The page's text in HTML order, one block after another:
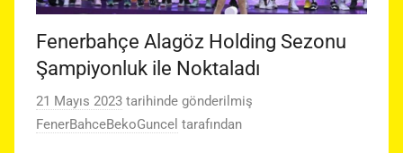
Fenerbahçe Alagöz Holding Sezonu
Şampiyonluk ile Noktaladı
21 Mayıs 2023 tarihinde gönderilmiş
FenerBahceBekoGuncel tarafından